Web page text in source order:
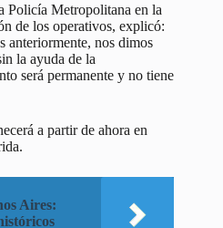
Policía Metropolitana en la
de los operativos, explicó:
anteriormente, nos dimos
la ayuda de la
será permanente y no tiene
a partir de ahora en
Aires: